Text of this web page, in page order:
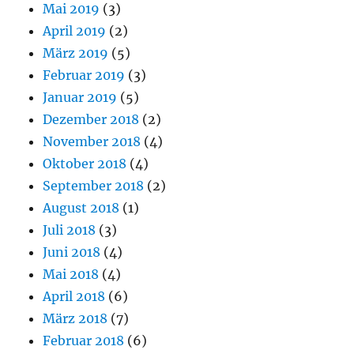
Mai 2019 (3)
April 2019 (2)
März 2019 (5)
Februar 2019 (3)
Januar 2019 (5)
Dezember 2018 (2)
November 2018 (4)
Oktober 2018 (4)
September 2018 (2)
August 2018 (1)
Juli 2018 (3)
Juni 2018 (4)
Mai 2018 (4)
April 2018 (6)
März 2018 (7)
Februar 2018 (6)